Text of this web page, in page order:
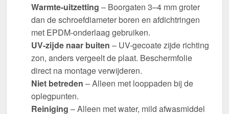
Warmte-uitzetting – Boorgaten 3–4 mm groter
dan de schroefdiameter boren en afdichtringen
met EPDM-onderlaag gebruiken.
UV-zijde naar buiten – UV-gecoate zijde richting
zon, anders vergeelt de plaat. Beschermfolie
direct na montage verwijderen.
Niet betreden – Alleen met looppaden bij de
oplegpunten.
Reiniging – Alleen met water, mild afwasmiddel